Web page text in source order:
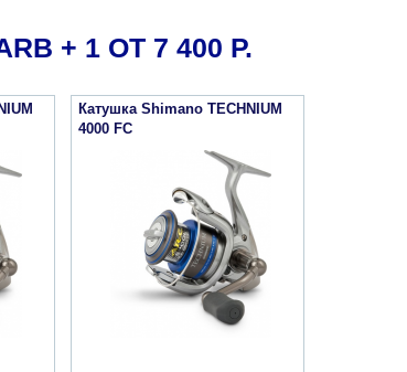
+ 1 ОТ 7 400 Р.
Катушка Shimano TECHNIUM
4000 FC